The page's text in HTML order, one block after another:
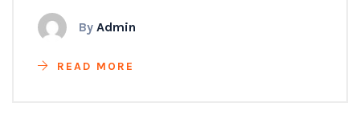
By Admin
READ MORE